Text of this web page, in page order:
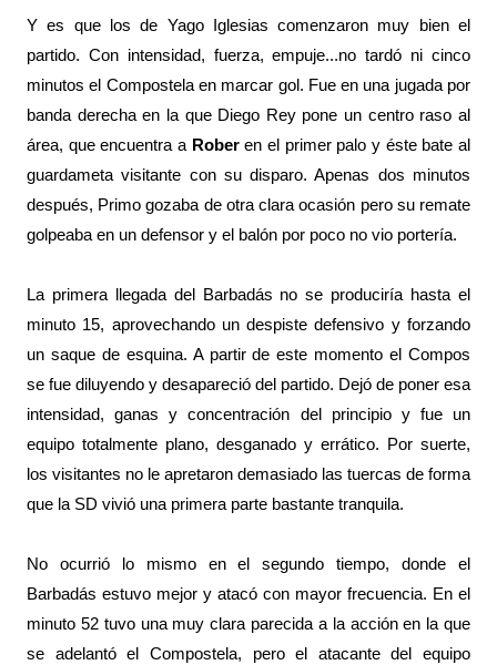
Y es que los de Yago Iglesias comenzaron muy bien el
partido. Con intensidad, fuerza, empuje...no tardó ni cinco
minutos el Compostela en marcar gol. Fue en una jugada por
banda derecha en la que Diego Rey pone un centro raso al
área, que encuentra a Roberen el primer palo y éste bate al
guardameta visitante con su disparo. Apenas dos minutos
después, Primo gozaba de otra clara ocasión pero su remate
golpeaba en un defensor y el balón por poco no vio portería.
La primera llegada del Barbadás no se produciría hasta el
minuto 15, aprovechando un despiste defensivo y forzando
un saque de esquina. A partir de este momento el Compos
se fue diluyendo y desapareció del partido. Dejó de poner esa
intensidad, ganas y concentración del principio y fue un
equipo totalmente plano, desganado y errático. Por suerte,
los visitantes no le apretaron demasiado las tuercas de forma
que la SD vivió una primera parte bastante tranquila.
No ocurrió lo mismo en el segundo tiempo, donde el
Barbadás estuvo mejor y atacó con mayor frecuencia. En el
minuto 52 tuvo una muy clara parecida a la acción en la que
se adelantó el Compostela, pero el atacante del equipo